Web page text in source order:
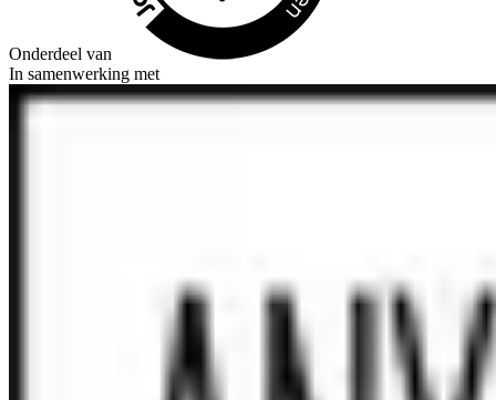
Onderdeel van
In samenwerking met